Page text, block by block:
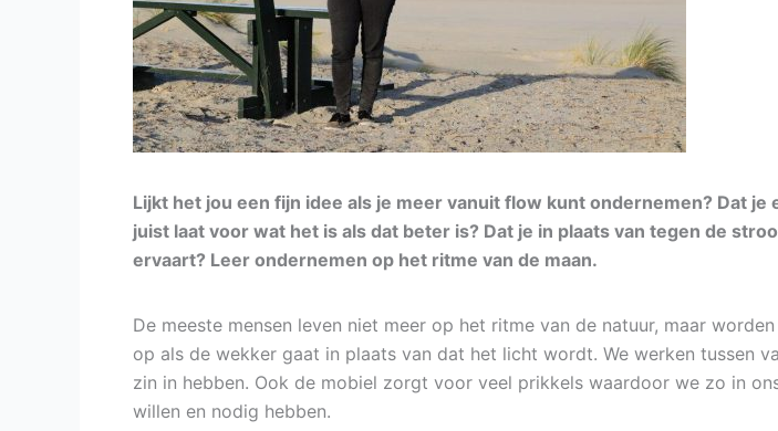
Lijkt het jou een fijn idee als je meer vanuit flow kunt ondernemen? Dat
juist laat voor wat het is als dat beter is? Dat je in plaats van tegen de
ervaart? Leer ondernemen op het ritme van de maan.
De meeste mensen leven niet meer op het ritme van de natuur, maar
op als de wekker gaat in plaats van dat het licht wordt. We werken tussen
zin in hebben. Ook de mobiel zorgt voor veel prikkels waardoor we zo in
willen en nodig hebben.